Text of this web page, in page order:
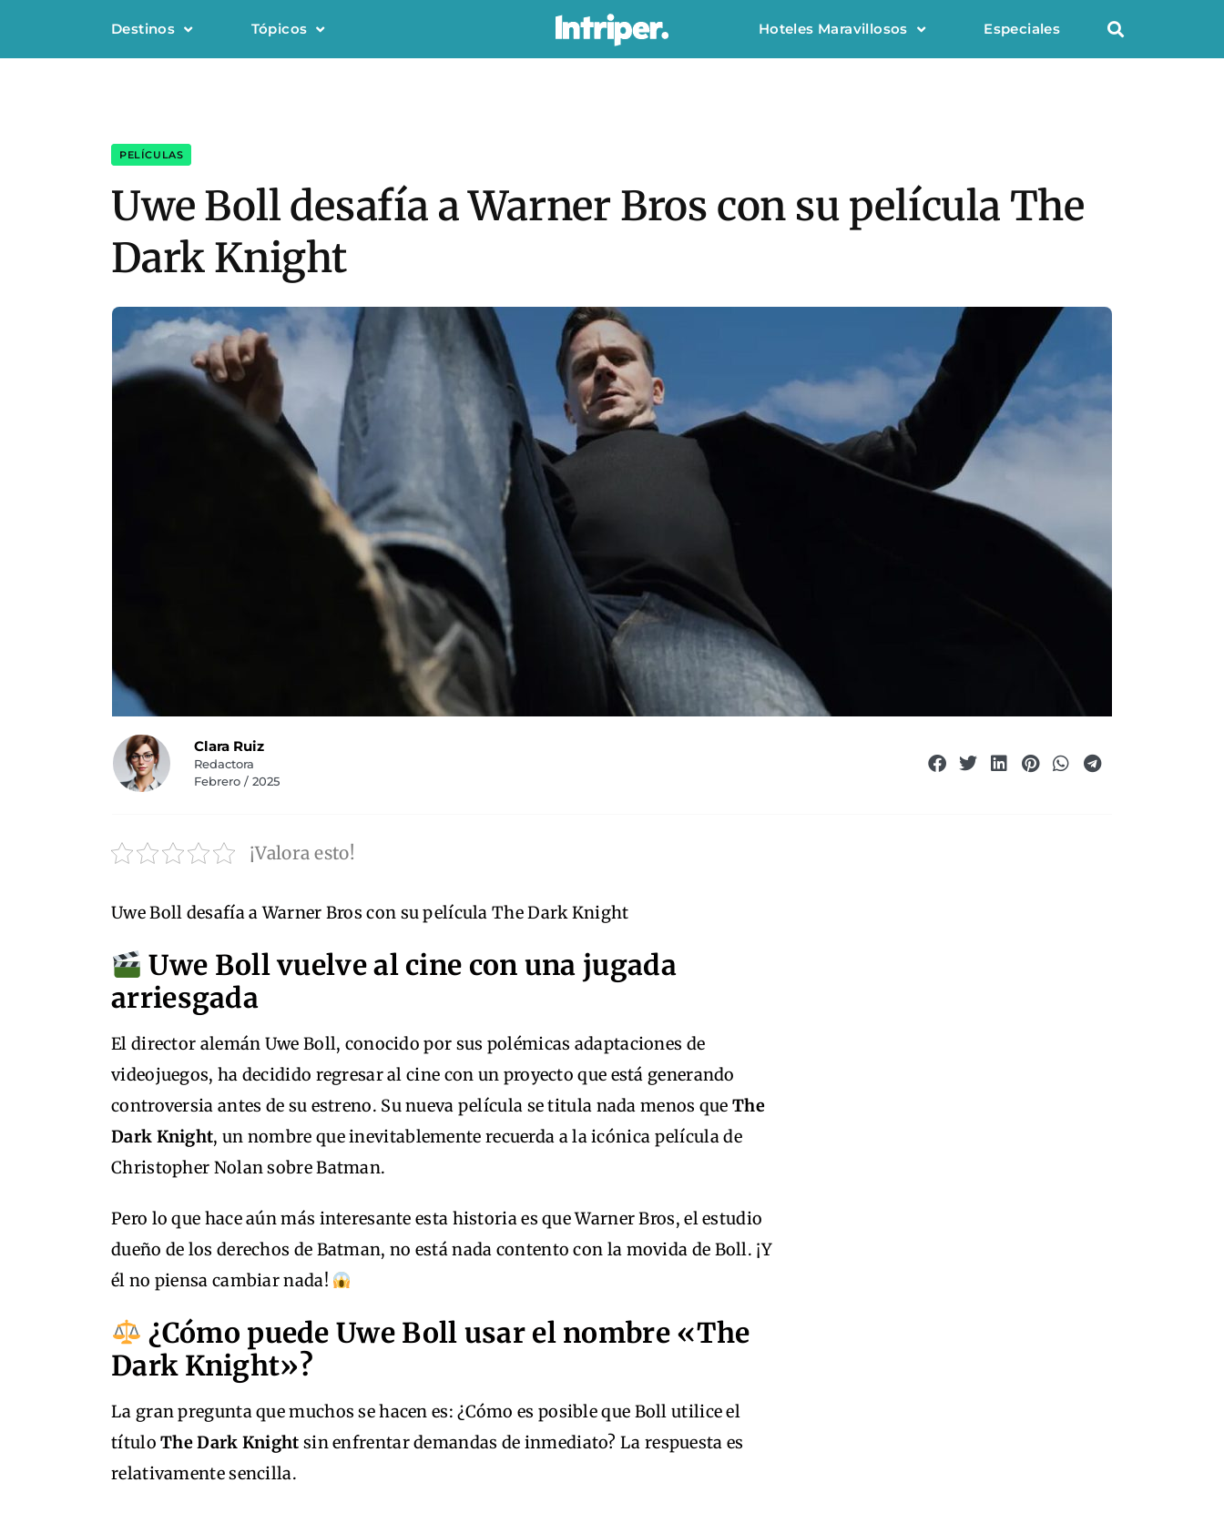
Destinos Tópicos Hoteles Maravillosos Especiales
PELÍCULAS
Uwe Boll desafía a Warner Bros con su película The
Dark Knight
Clara Ruiz
Redactora
Febrero / 2025
¡Valora esto!
Uwe Boll desafía a Warner Bros con su película The Dark Knight
Uwe Boll vuelve al cine con una jugada
arriesgada
El director alemán Uwe Boll, conocido por sus polémicas adaptaciones de
videojuegos, ha decidido regresar al cine con un proyecto que está generando
controversia antes de su estreno. Su nueva película se titula nada menos queThe
Dark Knight, un nombre que inevitablemente recuerda a la icónica película de
Christopher Nolan sobre Batman.
Pero lo que hace aún más interesante esta historia es que Warner Bros, el estudio
dueño de los derechos de Batman, no está nada contento con la movida de Boll. ¡Y
él no piensa cambiar nada!
¿Cómo puede Uwe Boll usar el nombre «The
Dark Knight»?
La gran pregunta que muchos se hacen es: ¿Cómo es posible que Boll utilice el
títuloThe Dark Knight sin enfrentar demandas de inmediato? La respuesta es
relativamente sencilla.